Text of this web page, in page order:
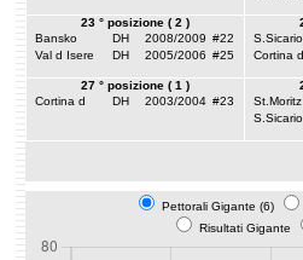
23 ° posizione ( 2 )
Bansko
DH 2008/2009 #22
Val d Isere
DH 2005/2006 #25
S.Sicario
Cortina d
27 ° posizione ( 1 )
Cortina d
DH 2003/2004 #23
St.Moritz
S.Sicario
Pettorali Gigante (6)
Risultati Gigante